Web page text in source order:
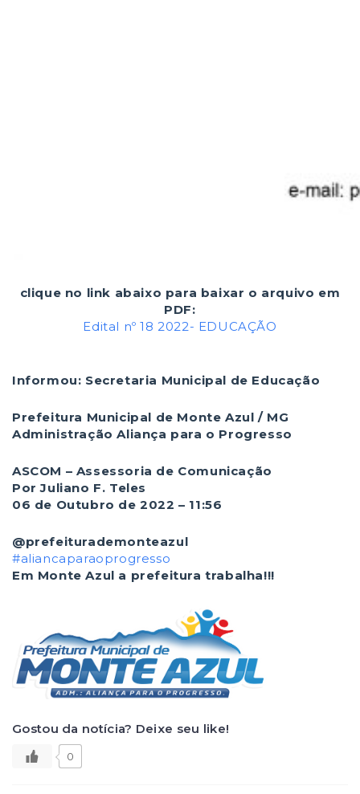
clique no link abaixo para baixar o arquivo em
PDF:
Edital nº 18 2022- EDUCAÇÃO
Informou: Secretaria Municipal de Educação
Prefeitura Municipal de Monte Azul / MG
Administração Aliança para o Progresso
ASCOM – Assessoria de Comunicação
Por Juliano F. Teles
06 de Outubro de 2022 – 11:56
@prefeiturademonteazul
#aliancaparaoprogresso
Em Monte Azul a prefeitura trabalha!!!
Gostou da notícia? Deixe seu like!
0